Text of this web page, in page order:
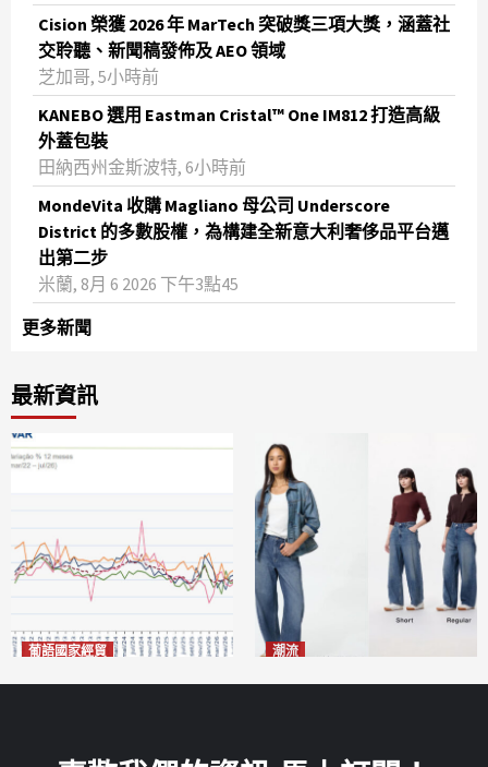
Cision 榮獲 2026 年 MarTech 突破獎三項大獎，涵蓋社
交聆聽、新聞稿發佈及 AEO 領域
芝加哥, 5小時前
KANEBO 選用 Eastman Cristal™ One IM812 打造高級
外蓋包裝
田納西州金斯波特, 6小時前
MondeVita 收購 Magliano 母公司 Underscore
District 的多數股權，為構建全新意大利奢侈品平台邁
出第二步
米蘭, 8月 6 2026 下午3點45
更多新聞
最新資訊
葡語國家經貿 潮流